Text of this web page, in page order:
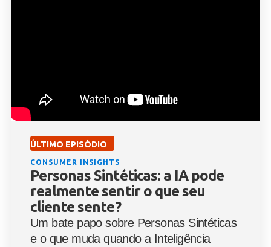
ÚLTIMO EPISÓDIO
CONSUMER INSIGHTS
Personas Sintéticas: a IA pode
realmente sentir o que seu
cliente sente?
Um bate papo sobre Personas Sintéticas
e o que muda quando a Inteligência